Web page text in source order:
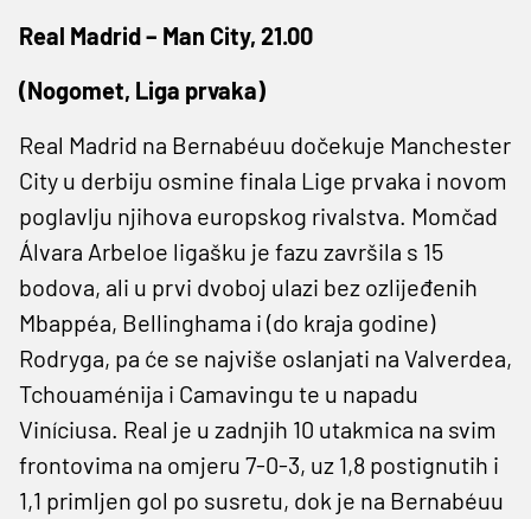
Real Madrid – Man City, 21.00
(Nogomet, Liga prvaka)
Real Madrid na Bernabéuu dočekuje Manchester
City u derbiju osmine finala Lige prvaka i novom
poglavlju njihova europskog rivalstva. Momčad
Álvara Arbeloe ligašku je fazu završila s 15
bodova, ali u prvi dvoboj ulazi bez ozlijeđenih
Mbappéa, Bellinghama i (do kraja godine)
Rodryga, pa će se najviše oslanjati na Valverdea,
Tchouaménija i Camavingu te u napadu
Viníciusa. Real je u zadnjih 10 utakmica na svim
frontovima na omjeru 7-0-3, uz 1,8 postignutih i
1,1 primljen gol po susretu, dok je na Bernabéuu